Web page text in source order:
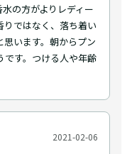
の方がよりレディー
りではなく、落ち着い
います。朝からプン
です。つける人や年齢
2021-02-06